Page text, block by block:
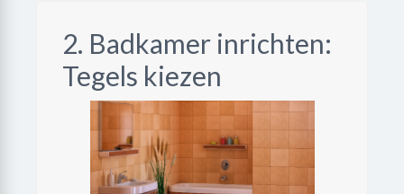
2. Badkamer inrichten:
Tegels kiezen